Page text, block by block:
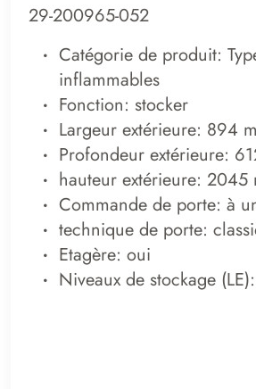
29-200965-052
Catégorie de produit:
inflammables
Fonction: stocker
Largeur extérieure: 894
Profondeur extérieure:
hauteur extérieure: 2045
Commande de porte: à
technique de porte:
Etagère: oui
Niveaux de stockage